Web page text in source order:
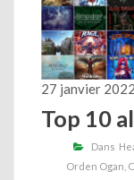
27 janvier 2022
Top 10
Dans
Orden Ogan